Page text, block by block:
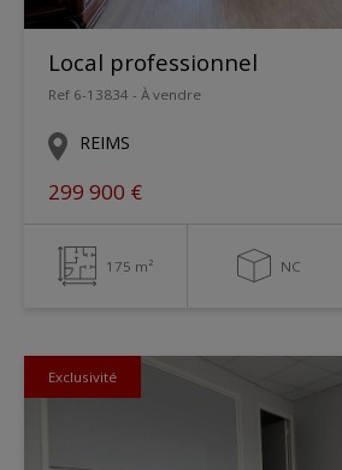
Local professionnel
Ref 6-13834 - À vendre
REIMS
299 900 €
175 m² NC
Exclusivité